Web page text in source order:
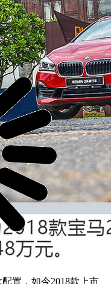
置，如今2018款上市